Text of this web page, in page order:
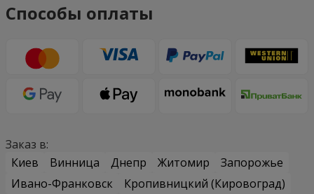
Способы оплаты
Заказ в:
Киев
Винница Днепр Житомир
Запорожье
Ивано-Франковск
Кропивницкий (Кировоград)